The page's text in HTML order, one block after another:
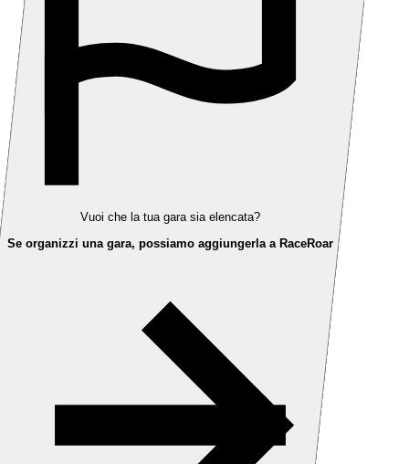
Vuoi che la tua gara sia elencata?
Se organizzi una gara, possiamo aggiungerla a RaceRoar